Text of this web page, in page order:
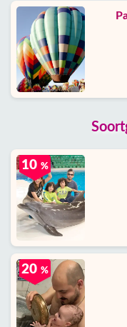
10 %
20 %